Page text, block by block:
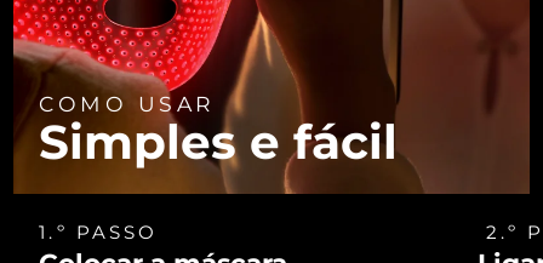
COMO USAR
Simples e fácil
1.º PASSO 2.º